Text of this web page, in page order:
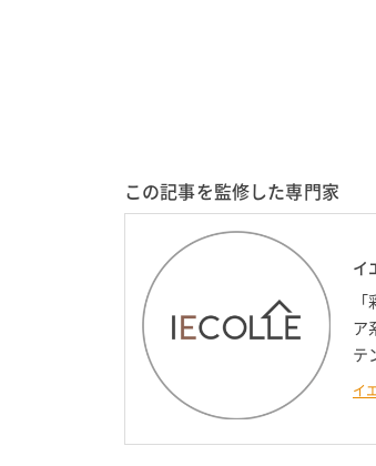
この記事を監修した専門家
イ
ア
テ
イ